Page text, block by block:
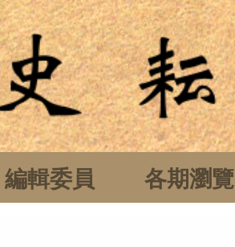
編輯委員 各期瀏覽